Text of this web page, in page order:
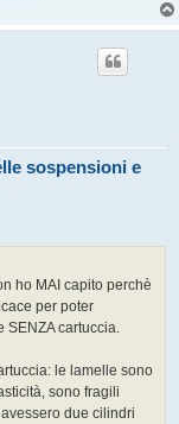
sospensioni e
ho MAI capito perchè
per poter
SENZA cartuccia.
le lamelle sono
sono fragili
due cilindri